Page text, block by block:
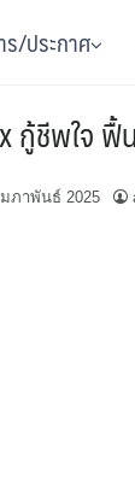
ร/ประกาศ
กู้ชีพใจ
ภาพันธ์ 2025